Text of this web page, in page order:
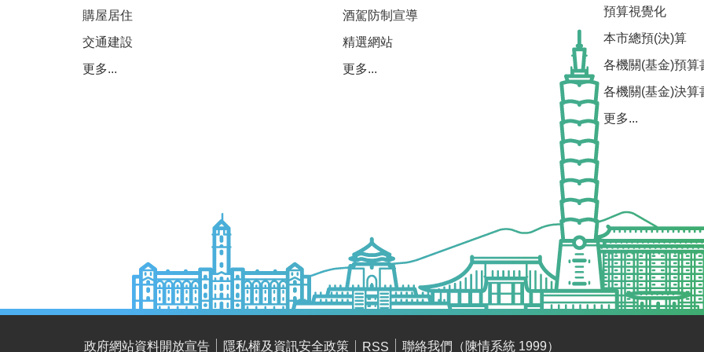
購屋居住
交通建設
更多...
酒駕防制宣導
精選網站
更多...
預算視覺化
本市總預(決)算
各機關(基金)預算
各機關(基金)決算
更多...
政府網站資料開放宣告 隱私權及資訊安全政策 RSS 聯絡我們（陳情系統 1999）